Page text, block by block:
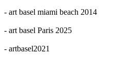
- art basel miami beach 2014
- art basel Paris 2025
- artbasel2021